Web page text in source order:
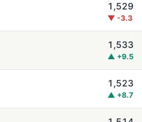
1,529
▼ -3.3
1,533
▲ +9.5
1,523
▲ +8.7